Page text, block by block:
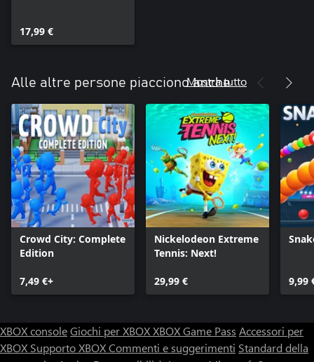
17,99 €
Alle altre persone piacciono anche
Mostra tutto
Crowd City: Complete
Edition
7,49 €+
Nickelodeon Extreme
Tennis: Next!
29,99 € 9,99
XBOX consoleGiochi per XBOXXBOX Game Pass Accessori per
XBOX Supporto XBOXCommenti e suggerimenti Standard della